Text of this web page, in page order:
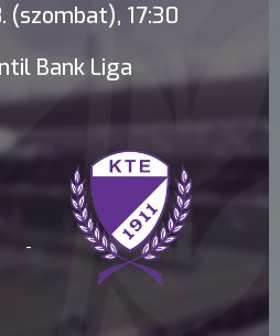
(szombat), 17:30
Bank Liga
-